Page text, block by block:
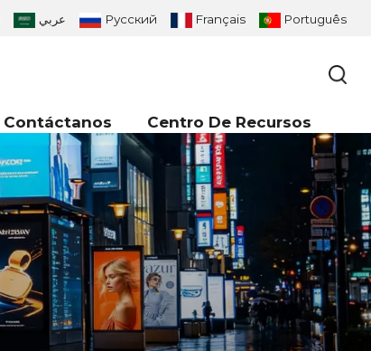
عربي Русский Français Português
Contáctanos Centro De Recursos